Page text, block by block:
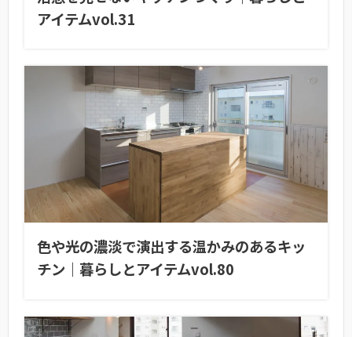
アイテムvol.31
色や光の濃淡で演出する温かみのあるキッ
チン｜暮らしとアイテムvol.80